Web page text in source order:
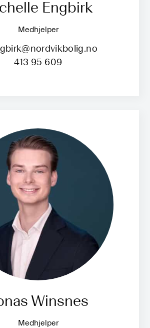
Engbirk
Medhjelper
413 95 609
Winsnes
Medhjelper